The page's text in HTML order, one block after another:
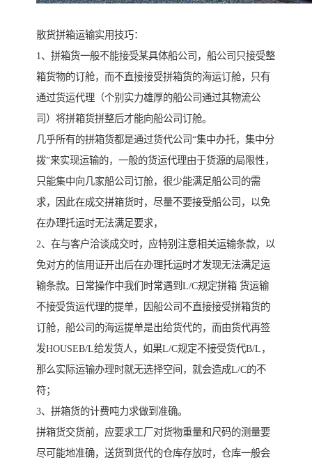
散货拼箱运输实用技巧：
1、拼箱货一般不能接受某具体船公司，船公司只接受整
箱货物的订舱，而不直接接受拼箱货的海运订舱，只有
通过货运代理（个别实力雄厚的船公司通过其物流公
司）将拼箱货拼整后才能向船公司订舱。
几乎所有的拼箱货都是通过货代公司“集中办托，集中分
拨”来实现运输的，一般的货运代理由于货源的局限性，
只能集中向几家船公司订舱，很少能满足船公司的需
求，因此在成交拼箱货时，尽量不要接受船公司，以免
在办理托运时无法满足要求，
2、在与客户洽谈成交时，应特别注意相关运输条款，以
免对方的信用证开出后在办理托运时才发现无法满足运
输条款。日常操作中我们时常遇到L/C规定拼箱 货运输
不接受货运代理的提单，因船公司不直接接受拼箱货的
订舱，船公司的海运提单是出给货代的，而由货代再签
发HOUSEB/L给发货人，如果L/C规定不接受货代B/L，
那么实际运输办理时就无选择空间，就会造成L/C的不
符；
3、拼箱货的计费吨力求做到准确。
拼箱货交货前，应要求工厂对货物重量和尺码的测量要
尽可能地准确，送货到货代的仓库存放时，仓库一般会